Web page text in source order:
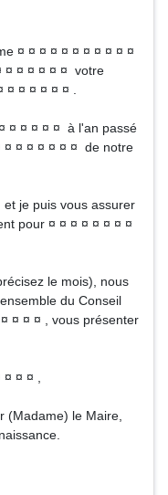
¤ ¤ ¤ ¤ ¤ ¤ ¤ ¤ ¤ ¤ ¤
¤ ¤ ¤ ¤ ¤ ¤ votre
¤ ¤ ¤ ¤ ¤ .
¤ ¤ ¤ ¤ ¤ à l'an passé
¤ ¤ ¤ ¤ ¤ ¤ ¤ de notre
je puis vous assurer
pour ¤ ¤ ¤ ¤ ¤ ¤ ¤ ¤
le mois), nous
du Conseil
¤ ¤ ¤ , vous présenter
¤ ¤ ,
(Madame) le Maire,